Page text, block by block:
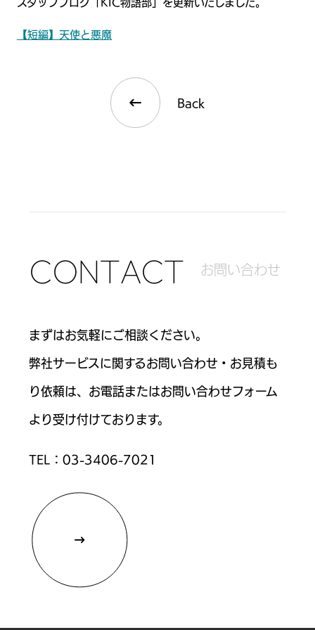
スタッフブログ「KIC物語部」を更新いたしました。
【短編】天使と悪魔
Back
CONTACT お問 い合わせ
まずはお気軽にご相談ください。
弊社サービスに関するお問い合わせ・お見積も
り依頼は、お電話またはお問い合わせフォーム
より受け付けております。
TEL：03-3406-7021